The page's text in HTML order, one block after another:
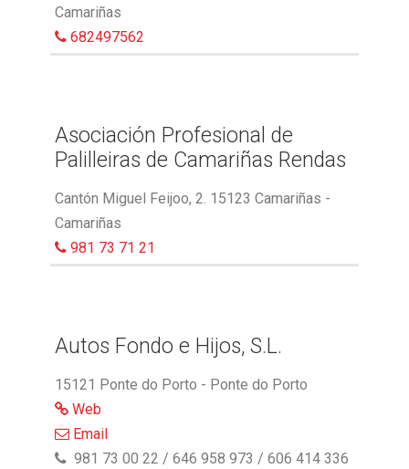
Camariñas
682497562
Asociación Profesional de
Palilleiras de Camariñas Rendas
Cantón Miguel Feijoo, 2. 15123 Camariñas -
Camariñas
981 73 71 21
Autos Fondo e Hijos, S.L.
15121 Ponte do Porto - Ponte do Porto
Web
Email
981 73 00 22 / 646 958 973 / 606 414 336